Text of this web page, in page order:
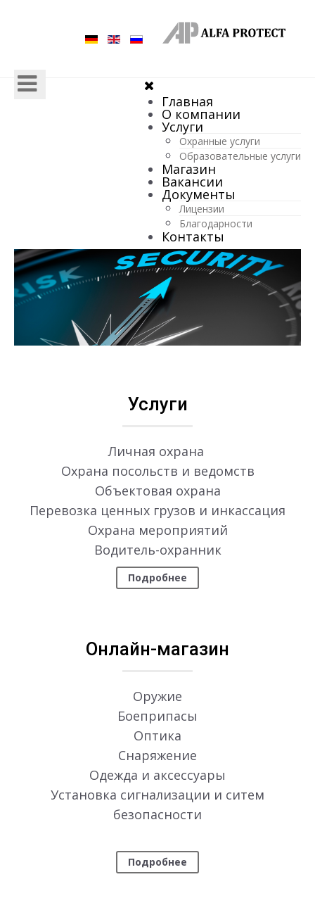
Главная
О компании
Услуги
Охранные услуги
Образовательные услуги
Магазин
Вакансии
Документы
Лицензии
Благодарности
Контакты
Услуги
Личная охрана
Охрана посольств и ведомств
Объектовая охрана
Перевозка ценных грузов и инкассация
Охрана мероприятий
Водитель-охранник
Подробнее
Онлайн-магазин
Оружие
Боеприпасы
Оптика
Снаряжение
Одежда и аксессуары
Установка сигнализации и ситем
безопасности
Подробнее